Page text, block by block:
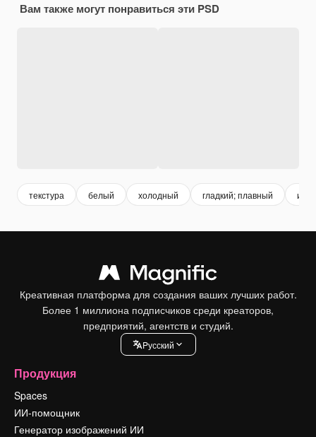
Вам также могут понравиться эти PSD
текстура белый холодный гладкий; плавный
Креативная платформа для создания ваших лучших работ.
Более 1 миллиона подписчиков среди креаторов,
предприятий, агентств и студий.
Pусский
Продукция
Spaces
ИИ-помощник
Генератор изображений ИИ